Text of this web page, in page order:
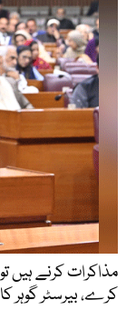
مذاکرات کرنے ہیں
کرے، بیرسٹر گوہر